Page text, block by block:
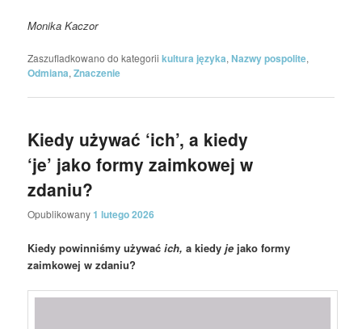
Monika Kaczor
Zaszufladkowano do kategorii kultura języka,Nazwy pospolite,
Odmiana,Znaczenie
Kiedy używać ‘ich’, a kiedy
‘je’ jako formy zaimkowej w
zdaniu?
Opublikowany1 lutego 2026
Kiedy powinniśmy używaćich, a kiedyje jako formy
zaimkowej w zdaniu?